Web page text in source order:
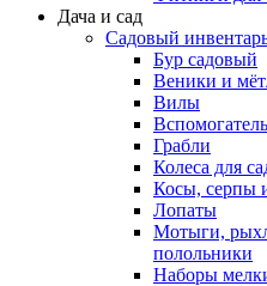
Дача и сад
Садовый
Бур садовый
Веники и
Вилы
Грабли
Колеса для
Косы, серпы
Лопаты
Мотыги,
полольники
Наборы